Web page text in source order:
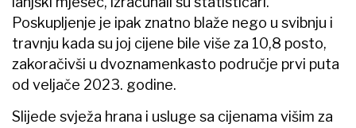
Poskupljenje je ipak znatno blaže nego u svibnju i
travnju kada su joj cijene bile više za 10,8 posto,
zakoračivši u dvoznamenkasto područje prvi puta
od veljače 2023. godine.
Slijede svježa hrana i usluge sa cijenama višim za